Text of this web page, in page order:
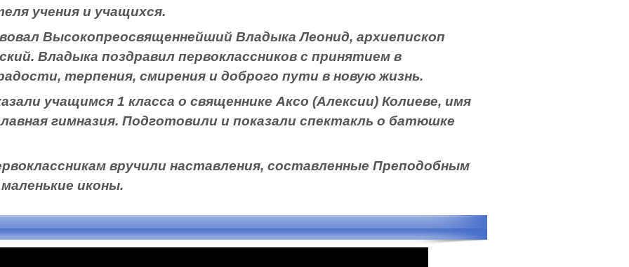
учения и учащихся.
Высокопреосвященнейший Владыка Леонид, архиепископ
Владыка поздравил первоклассников с принятием в
терпения, смирения и доброго пути в новую жизнь.
учащимся 1 класса о священнике Аксо (Алексии) Колиеве, имя
гимназия. Подготовили и показали спектакль о батюшке
вручили наставления, составленные Преподобным
иконы.